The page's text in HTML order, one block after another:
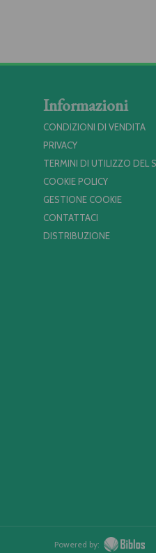
Informazioni
CONDIZIONI DI VENDITA
PRIVACY
TERMINI DI UTILIZZO DEL
COOKIE POLICY
GESTIONE COOKIE
CONTATTACI
DISTRIBUZIONE
Powered by: